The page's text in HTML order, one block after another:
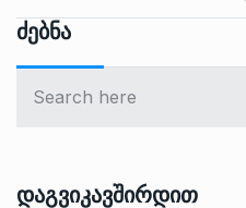
Ძებნა
Დაგვიკავშირდით